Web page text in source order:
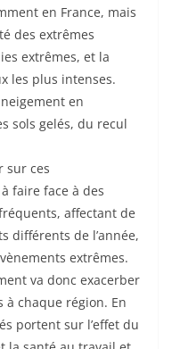
en France, mais
des extrêmes
extrêmes, et la
les plus intenses.
en
sols gelés, du recul
sur ces
faire face à des
affectant de
différents de l’année,
extrêmes.
va donc exacerber
chaque région. En
portent sur l’effet du